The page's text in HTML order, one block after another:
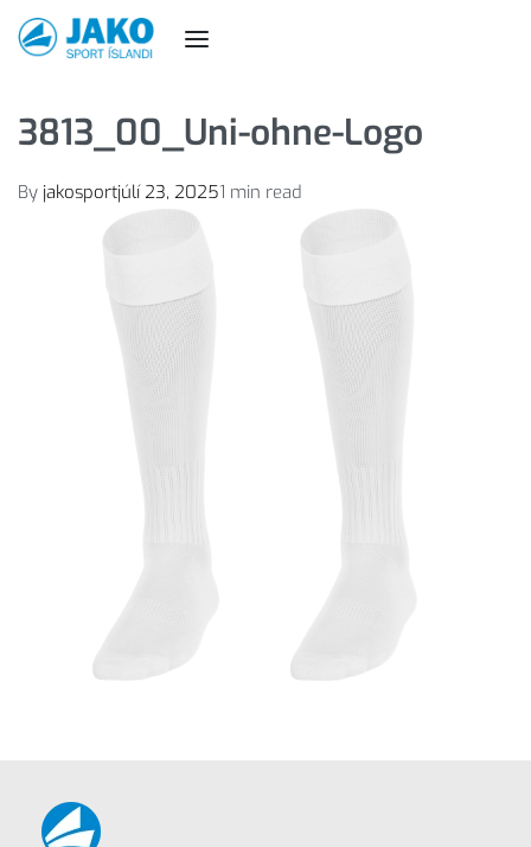
3813_00_Uni-ohne-Logo
By jakosportjúlí 23, 20251 min read